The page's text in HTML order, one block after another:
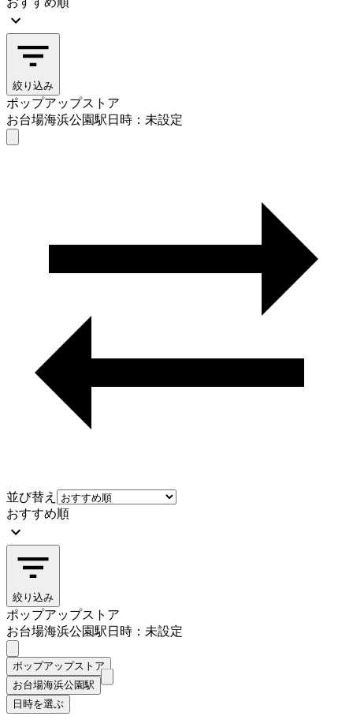
絞り込み
ポップアップストア
お台場海浜公園駅日時：未設定
並び替え
おすすめ順
絞り込み
ポップアップストア
お台場海浜公園駅日時：未設定
ポップアップストア
お台場海浜公園駅
日時を選ぶ